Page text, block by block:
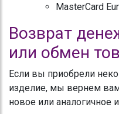
MasterCard
Возврат
или обмен
Если вы приобрели
изделие, мы вернем
новое или аналогичное